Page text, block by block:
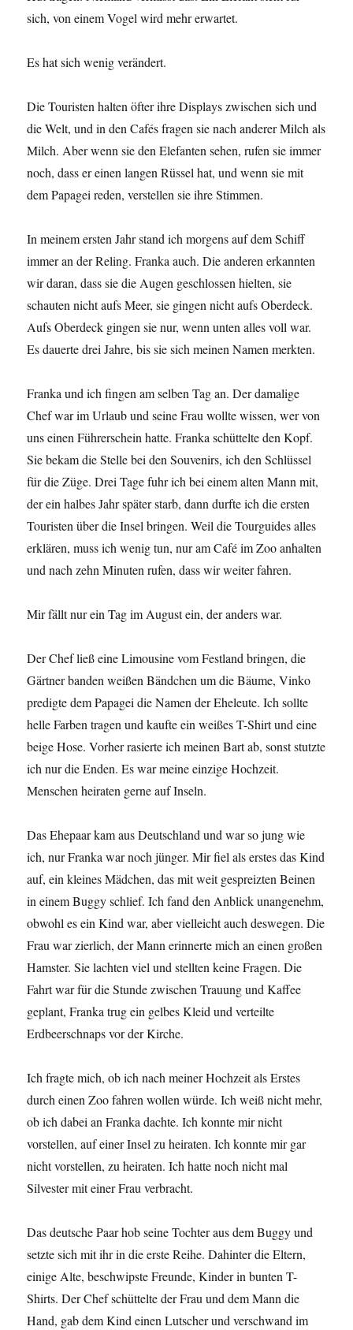
sich, von einem Vogel wird mehr erwartet.
Es hat sich wenig verändert.
Die Touristen halten öfter ihre Displays zwischen sich und
die Welt, und in den Cafés fragen sie nach anderer Milch als
Milch. Aber wenn sie den Elefanten sehen, rufen sie immer
noch, dass er einen langen Rüssel hat, und wenn sie mit
dem Papagei reden, verstellen sie ihre Stimmen.
In meinem ersten Jahr stand ich morgens auf dem Schiff
immer an der Reling. Franka auch. Die anderen erkannten
wir daran, dass sie die Augen geschlossen hielten, sie
schauten nicht aufs Meer, sie gingen nicht aufs Oberdeck.
Aufs Oberdeck gingen sie nur, wenn unten alles voll war.
Es dauerte drei Jahre, bis sie sich meinen Namen merkten.
Franka und ich fingen am selben Tag an. Der damalige
Chef war im Urlaub und seine Frau wollte wissen, wer von
uns einen Führerschein hatte. Franka schüttelte den Kopf.
Sie bekam die Stelle bei den Souvenirs, ich den Schlüssel
für die Züge. Drei Tage fuhr ich bei einem alten Mann mit,
der ein halbes Jahr später starb, dann durfte ich die ersten
Touristen über die Insel bringen. Weil die Tourguides alles
erklären, muss ich wenig tun, nur am Café im Zoo anhalten
und nach zehn Minuten rufen, dass wir weiter fahren.
Mir fällt nur ein Tag im August ein, der anders war.
Der Chef ließ eine Limousine vom Festland bringen, die
Gärtner banden weißen Bändchen um die Bäume, Vinko
predigte dem Papagei die Namen der Eheleute. Ich sollte
helle Farben tragen und kaufte ein weißes T-Shirt und eine
beige Hose. Vorher rasierte ich meinen Bart ab, sonst stutzte
ich nur die Enden. Es war meine einzige Hochzeit.
Menschen heiraten gerne auf Inseln.
Das Ehepaar kam aus Deutschland und war so jung wie
ich, nur Franka war noch jünger. Mir fiel als erstes das Kind
auf, ein kleines Mädchen, das mit weit gespreizten Beinen
in einem Buggy schlief. Ich fand den Anblick unangenehm,
obwohl es ein Kind war, aber vielleicht auch deswegen. Die
Frau war zierlich, der Mann erinnerte mich an einen großen
Hamster. Sie lachten viel und stellten keine Fragen. Die
Fahrt war für die Stunde zwischen Trauung und Kaffee
geplant, Franka trug ein gelbes Kleid und verteilte
Erdbeerschnaps vor der Kirche.
Ich fragte mich, ob ich nach meiner Hochzeit als Erstes
durch einen Zoo fahren wollen würde. Ich weiß nicht mehr,
ob ich dabei an Franka dachte. Ich konnte mir nicht
vorstellen, auf einer Insel zu heiraten. Ich konnte mir gar
nicht vorstellen, zu heiraten. Ich hatte noch nicht mal
Silvester mit einer Frau verbracht.
Das deutsche Paar hob seine Tochter aus dem Buggy und
setzte sich mit ihr in die erste Reihe. Dahinter die Eltern,
einige Alte, beschwipste Freunde, Kinder in bunten T-
Shirts. Der Chef schüttelte der Frau und dem Mann die
Hand, gab dem Kind einen Lutscher und verschwand im